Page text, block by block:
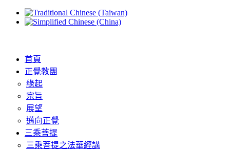
首頁
正覺教團
緣起
宗旨
展望
邁向正覺
三乘菩提
三乘菩提之法華經講